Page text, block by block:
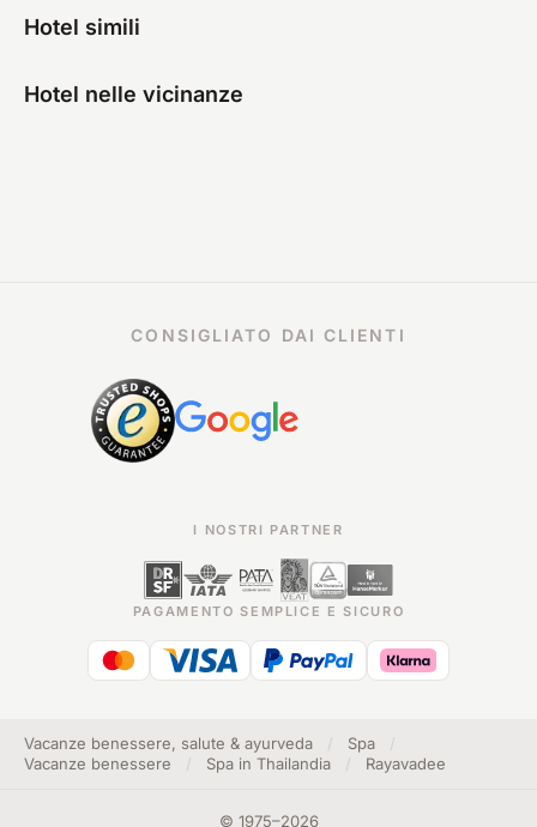
Hotel simili
Hotel nelle vicinanze
CONSIGLIATO DAI CLIENTI
I NOSTRI PARTNER
PAGAMENTO SEMPLICE E SICURO
Vacanze benessere, salute & ayurveda Spa
Vacanze benessere
Spa in Thailandia Rayavadee
© 1975–2026